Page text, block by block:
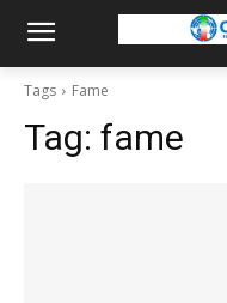
Tags Fame
Tag: fame